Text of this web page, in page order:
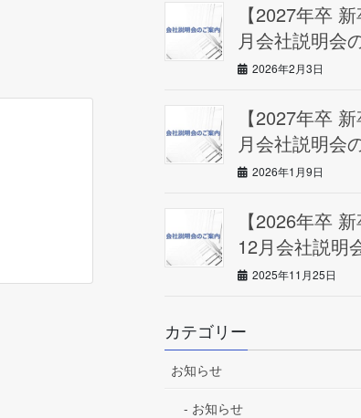
【2027年卒
月会社説明会
2026年2月3日
【2027年卒
月会社説明会
2026年1月9日
【2026年卒 新
12月会社説明
2025年11月25日
カテゴリー
お知らせ
お知らせ